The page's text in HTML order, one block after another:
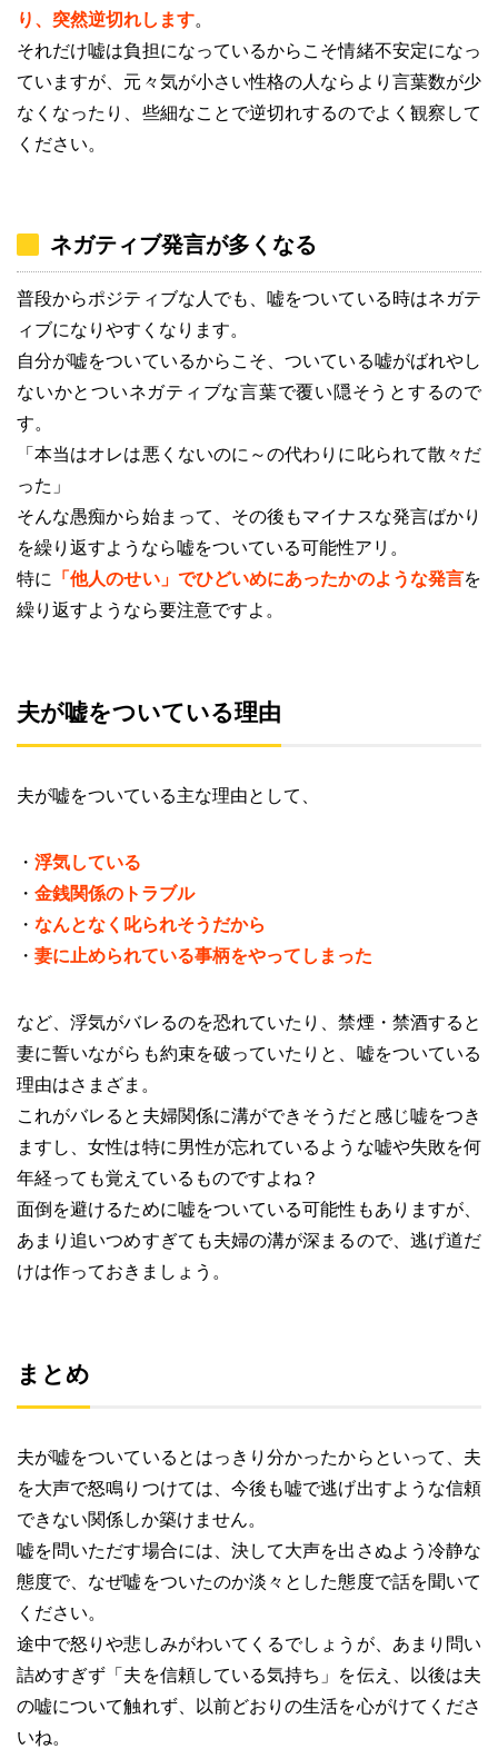
り、突然逆切れします。
それだけ嘘は負担になっているからこそ情緒不安定になっ
ていますが、元々気が小さい性格の人ならより言葉数が少
なくなったり、些細なことで逆切れするのでよく観察して
ください。
ネガティブ発言が多くなる
普段からポジティブな人でも、嘘をついている時はネガテ
ィブになりやすくなります。
自分が嘘をついているからこそ、ついている嘘がばれやし
ないかとついネガティブな言葉で覆い隠そうとするので
す。
「本当はオレは悪くないのに～の代わりに叱られて散々だ
った」
そんな愚痴から始まって、その後もマイナスな発言ばかり
を繰り返すようなら嘘をついている可能性アリ。
特に
「他人のせい」でひどいめにあったかのような発言を
繰り返すようなら要注意ですよ。
夫が嘘をついている理由
夫が嘘をついている主な理由として、
・ 浮気している
・ 金銭関係のトラブル
・ なんとなく叱られそうだから
・ 妻に止められている事柄をやってしまった
など、浮気がバレるのを恐れていたり、禁煙・禁酒すると
妻に誓いながらも約束を破っていたりと、嘘をついている
理由はさまざま。
これがバレると夫婦関係に溝ができそうだと感じ嘘をつき
ますし、女性は特に男性が忘れているような嘘や失敗を何
年経っても覚えているものですよね？
面倒を避けるために嘘をついている可能性もありますが、
あまり追いつめすぎても夫婦の溝が深まるので、逃げ道だ
けは作っておきましょう。
まとめ
夫が嘘をついているとはっきり分かったからといって、夫
を大声で怒鳴りつけては、今後も嘘で逃げ出すような信頼
できない関係しか築けません。
嘘を問いただす場合には、決して大声を出さぬよう冷静な
態度で、なぜ嘘をついたのか淡々とした態度で話を聞いて
ください。
途中で怒りや悲しみがわいてくるでしょうが、あまり問い
詰めすぎず「夫を信頼している気持ち」を伝え、以後は夫
の嘘について触れず、以前どおりの生活を心がけてくださ
いね。